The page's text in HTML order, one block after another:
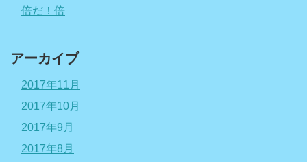
倍だ！倍
アーカイブ
2017年11月
2017年10月
2017年9月
2017年8月